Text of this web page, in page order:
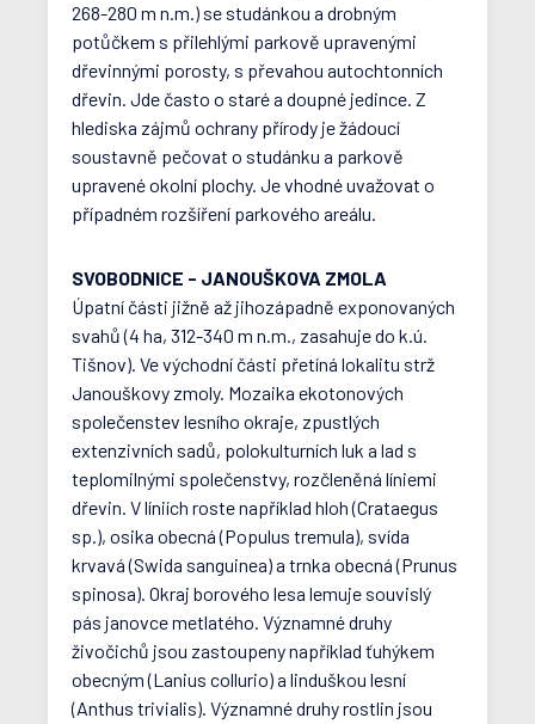
268-280 m n.m.) se studánkou a drobným
potůčkem s přilehlými parkově upravenými
dřevinnými porosty, s převahou autochtonních
dřevin. Jde často o staré a doupné jedince. Z
hlediska zájmů ochrany přírody je žádoucí
soustavně pečovat o studánku a parkově
upravené okolní plochy. Je vhodné uvažovat o
případném rozšíření parkového areálu.
SVOBODNICE - JANOUŠKOVA ZMOLA
Úpatní části jižně až jihozápadně exponovaných
svahů (4 ha, 312-340 m n.m., zasahuje do k.ú.
Tišnov). Ve východní části přetíná lokalitu strž
Janouškovy zmoly. Mozaika ekotonových
společenstev lesního okraje, zpustlých
extenzivních sadů, polokulturních luk a lad s
teplomilnými společenstvy, rozčleněná líniemi
dřevin. V líniích roste například hloh (Crataegus
sp.), osika obecná (Populus tremula), svída
krvavá (Swida sanguinea) a trnka obecná (Prunus
spinosa). Okraj borového lesa lemuje souvislý
pás janovce metlatého. Významné druhy
živočichů jsou zastoupeny například ťuhýkem
obecným (Lanius collurio) a linduškou lesní
(Anthus trivialis). Významné druhy rostlin jsou